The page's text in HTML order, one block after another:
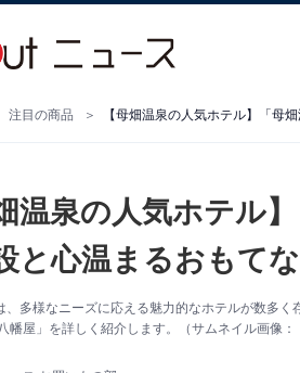
注目の商品 【母畑温泉の人気ホテル】「母
温泉の人気ホテル
と心温まるおもて
、多様なニーズに応える魅力的なホテルが数多
幡屋」を詳しく紹介します。（サムネイル画像